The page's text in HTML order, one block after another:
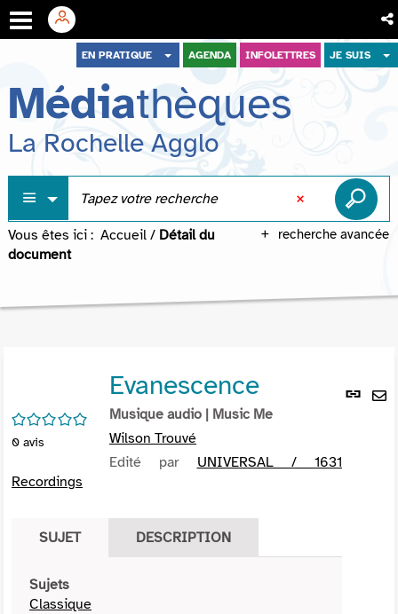
menu
contenu
recherche
EN PRATIQUE AGENDA INFOLETTRES JE SUIS
Médiathèques
La Rochelle Agglo
recherche avancée
Vous êtes ici : Accueil / Détail du
document
Lien
/5
0 avis
Evanescence
Musique audio | Music Me
Wilson Trouvé
Edité par UNIVERSAL / 1631
Recordings
SUJET DESCRIPTION
Sujets
Classique